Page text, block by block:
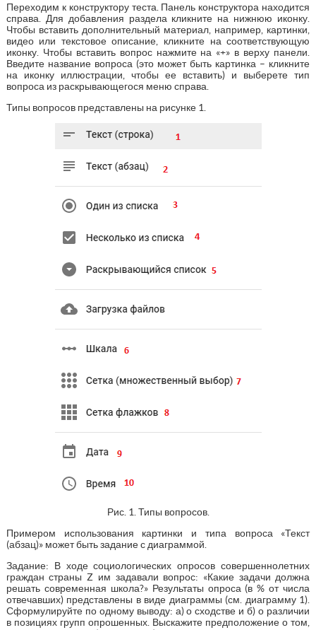
Переходим к конструктору теста. Панель конструктора находится
справа. Для добавления раздела кликните на нижнюю иконку.
Чтобы вставить дополнительный материал, например, картинки,
видео или текстовое описание, кликните на соответствующую
иконку. Чтобы вставить вопрос нажмите на «+» в верху панели.
Введите название вопроса (это может быть картинка – кликните
на иконку иллюстрации, чтобы ее вставить) и выберете тип
вопроса из раскрывающегося меню справа.
Типы вопросов представлены на рисунке 1.
Рис. 1. Типы вопросов.
Примером использования картинки и типа вопроса «Текст
(абзац)» может быть задание с диаграммой.
Задание: В ходе социологических опросов совершеннолетних
граждан страны Z им задавали вопрос: «Какие задачи должна
решать современная школа?» Результаты опроса (в % от числа
отвечавших) представлены в виде диаграммы (см. диаграмму 1).
Сформулируйте по одному выводу: а) о сходстве и б) о различии
в позициях групп опрошенных. Выскажите предположение о том,